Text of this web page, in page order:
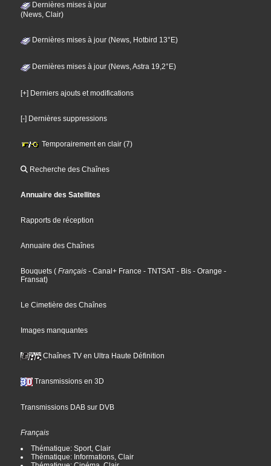
Dernières mises à jour
(News, Clair)
Dernières mises à jour (News, Hotbird 13°E)
Dernières mises à jour (News, Astra 19,2°E)
[+] Derniers ajouts et modifications
[-] Dernières suppressions
Temporairement en clair (7)
Recherche des Chaînes
Annuaire des Satellites
Rapports de réception
Annuaire des Chaînes
Bouquets ( Français - Canal+ France - TNTSAT - Bis - Orange -
Fransat)
Le Cimetière des Chaînes
Images manquantes
Chaînes TV en Ultra Haute Définition
Transmissions en 3D
Transmissions DAB sur DVB
Français
Thématique: Sport, Clair
Thématique: Informations, Clair